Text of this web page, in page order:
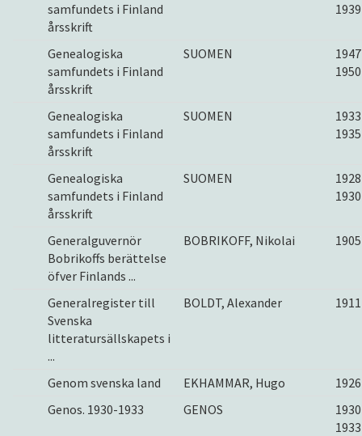
samfundets i Finland
årsskrift
1939
Genealogiska
samfundets i Finland
årsskrift
SUOMEN
1950
Genealogiska
samfundets i Finland
årsskrift
SUOMEN
1935
Genealogiska
samfundets i Finland
årsskrift
SUOMEN
1930
Generalguvernör
Bobrikoffs berättelse
öfver Finlands ...
BOBRIKOFF, Nikolai 1905
Generalregister till
Svenska
litteratursällskapets i
...
BOLDT, Alexander 1911
Genom svenska land EKHAMMAR, Hugo
1926
Genos. 1930-1933
GENOS
1933